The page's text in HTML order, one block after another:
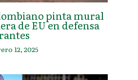
pinta mural
de EU en defensa
12, 2025